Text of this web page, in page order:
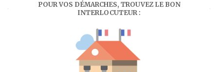
POUR VOS DÉMARCHES, TROUVEZ LE BON
INTERLOCUTEUR :